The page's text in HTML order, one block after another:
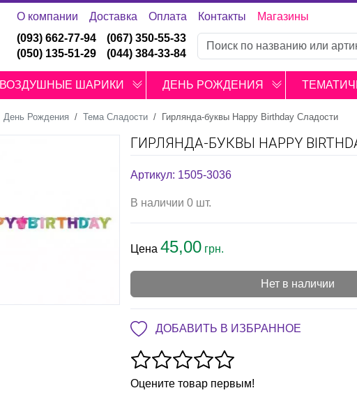
О компании Доставка Оплата Контакты Магазины
(093) 662-77-94
(050) 135-51-29
(067) 350-55-33
(044) 384-33-84
ВОЗДУШНЫЕ ШАРИКИ ДЕНЬ РОЖДЕНИЯ
День Рождения Тема Сладости Гирлянда-буквы Happy Birthday Сладости
ГИРЛЯНДА-БУКВЫ HAPPY
Артикул: 1505-3036
В наличии 0 шт.
Цена 45,00 грн.
Нет в наличии
ДОБАВИТЬ В ИЗБРАННОЕ
Оцените товар первым!